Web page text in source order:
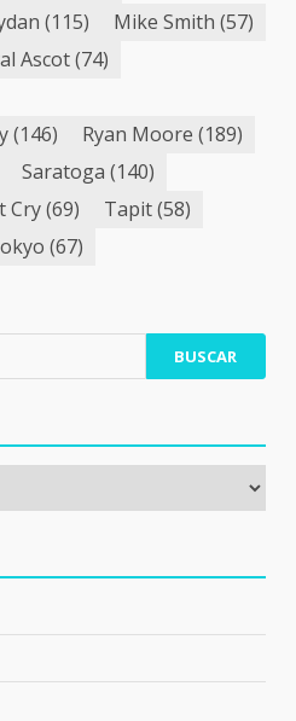
(115) Mike Smith (57)
Ascot(74)
(146) Ryan Moore (189)
Saratoga (140)
Cry(69) Tapit(58)
(67)